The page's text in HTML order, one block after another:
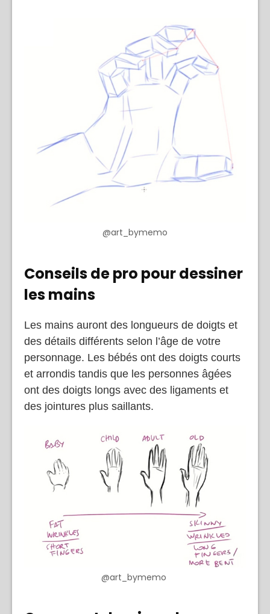
@art_bymemo
Conseils de pro pour dessiner
les mains
Les mains auront des longueurs de doigts et
des détails différents selon l’âge de votre
personnage. Les bébés ont des doigts courts
et arrondis tandis que les personnes âgées
ont des doigts longs avec des ligaments et
des jointures plus saillants.
@art_bymemo